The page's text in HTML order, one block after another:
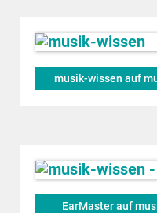
musik-wissen auf
EarMaster auf